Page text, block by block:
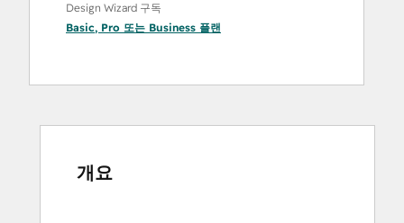
Design Wizard 구독
Basic, Pro 또는 Business 플랜
개요